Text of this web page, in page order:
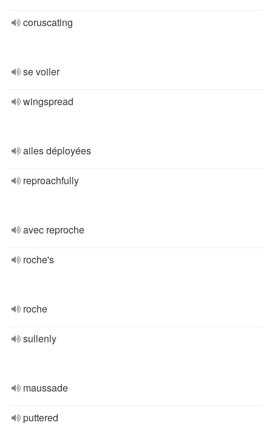
coruscating
se voiler
wingspread
ailes déployées
reproachfully
avec reproche
roche's
roche
sullenly
maussade
puttered